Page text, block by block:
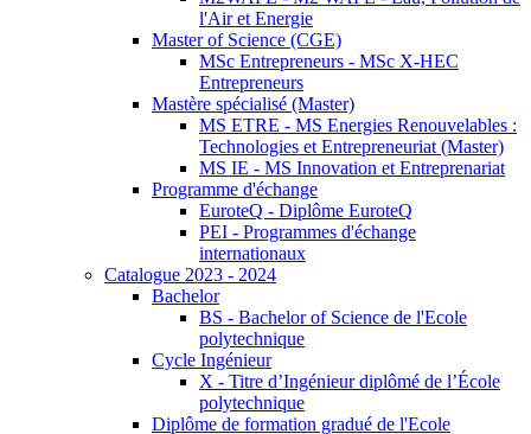
l'Air et Energie
Master of Science (CGE)
MSc Entrepreneurs - MSc X-HEC
Entrepreneurs
Mastère spécialisé (Master)
MS ETRE - MS Energies Renouvelables :
Technologies et Entrepreneuriat (Master)
MS IE - MS Innovation et Entreprenariat
Programme d'échange
EuroteQ - Diplôme EuroteQ
PEI - Programmes d'échange
internationaux
Catalogue 2023 - 2024
Bachelor
BS - Bachelor of Science de l'Ecole
polytechnique
Cycle Ingénieur
X - Titre d’Ingénieur diplômé de l’École
polytechnique
Diplôme de formation gradué de l'Ecole